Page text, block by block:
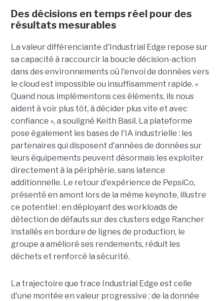
Des décisions en temps réel pour des
résultats mesurables
La valeur différenciante d'Industrial Edge repose sur
sa capacité à raccourcir la boucle décision-action
dans des environnements où l'envoi de données vers
le cloud est impossible ou insuffisamment rapide. «
Quand nous implémentons ces éléments, ils nous
aident à voir plus tôt, à décider plus vite et avec
confiance », a souligné Keith Basil. La plateforme
pose également les bases de l'IA industrielle : les
partenaires qui disposent d'années de données sur
leurs équipements peuvent désormais les exploiter
directement à la périphérie, sans latence
additionnelle. Le retour d'expérience de PepsiCo,
présenté en amont lors de la même keynote, illustre
ce potentiel : en déployant des workloads de
détection de défauts sur des clusters edge Rancher
installés en bordure de lignes de production, le
groupe a amélioré ses rendements, réduit les
déchets et renforcé la sécurité.
La trajectoire que trace Industrial Edge est celle
d'une montée en valeur progressive : de la donnée